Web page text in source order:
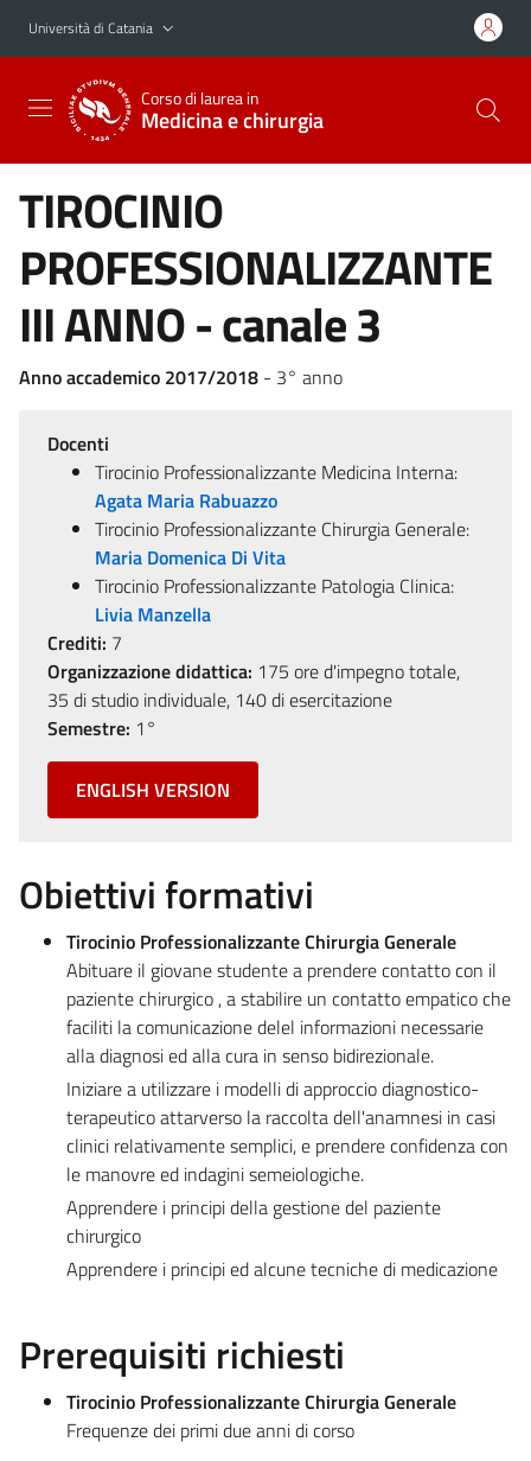
Vai al contenuto principale
Vai al menu di navigazione
Università di Catania
Corso di laurea in
Medicina e chirurgia
TIROCINIO
PROFESSIONALIZZANTE
III ANNO - canale 3
Anno accademico 2017/2018 - 3° anno
Docenti
Tirocinio Professionalizzante Medicina Interna:
Agata Maria Rabuazzo
Tirocinio Professionalizzante Chirurgia Generale:
Maria Domenica Di Vita
Tirocinio Professionalizzante Patologia Clinica:
Livia Manzella
Crediti: 7
Organizzazione didattica: 175 ore d'impegno totale,
35 di studio individuale, 140 di esercitazione
Semestre: 1°
ENGLISH VERSION
Obiettivi formativi
Tirocinio Professionalizzante Chirurgia Generale
Abituare il giovane studente a prendere contatto con il
paziente chirurgico , a stabilire un contatto empatico che
faciliti la comunicazione delel informazioni necessarie
alla diagnosi ed alla cura in senso bidirezionale.
Iniziare a utilizzare i modelli di approccio diagnostico-
terapeutico attarverso la raccolta dell'anamnesi in casi
clinici relativamente semplici, e prendere confidenza con
le manovre ed indagini semeiologiche.
Apprendere i principi della gestione del paziente
chirurgico
Apprendere i principi ed alcune tecniche di medicazione
Prerequisiti richiesti
Tirocinio Professionalizzante Chirurgia Generale
Frequenze dei primi due anni di corso